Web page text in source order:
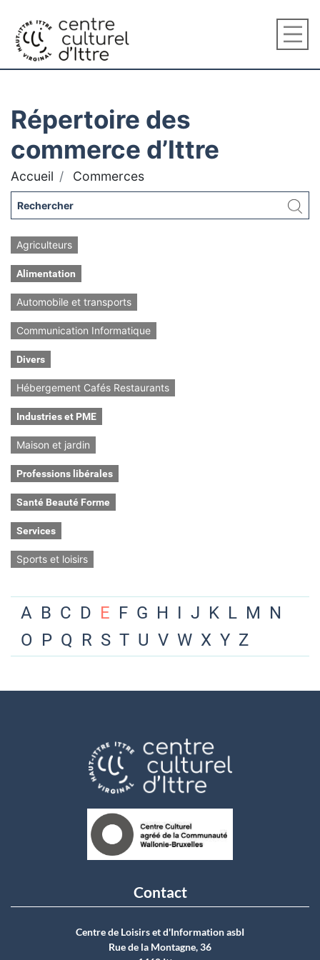
Répertoire des
commerce d’Ittre
Accueil Commerces
Agriculteurs
Alimentation
Automobile et transports
Communication Informatique
Divers
Hébergement Cafés Restaurants
Industries et PME
Maison et jardin
Professions libérales
Santé Beauté Forme
Services
Sports et loisirs
A B C D E F G H I J K L M N
O P Q R S T U V W X Y Z
Contact
Centre de Loisirs et d'Information asbI
Rue de la Montagne, 36